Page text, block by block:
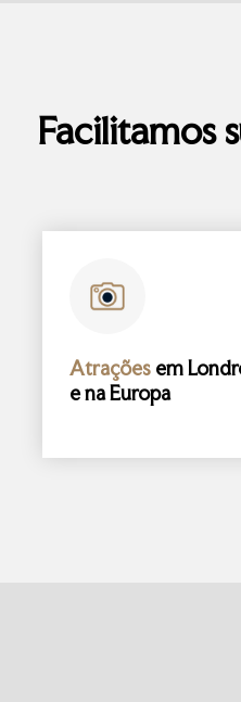
Facilitamos
Atraçõesem
e na Europa